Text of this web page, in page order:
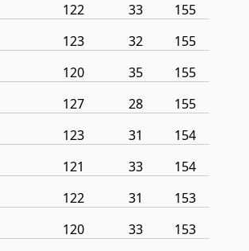
122 33
155
123 32
155
120 35
155
127 28
155
123 31
154
121 33
154
122 31
153
120 33
153